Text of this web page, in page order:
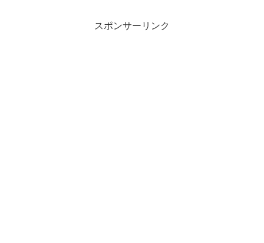
スポンサーリンク